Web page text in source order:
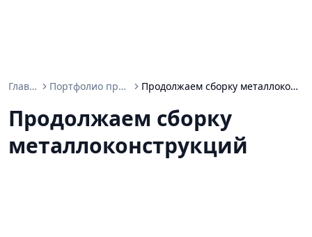
Главная Портфолио проектов Продолжаем сборку металлоконструкций
Продолжаем сборку
металлоконструкций